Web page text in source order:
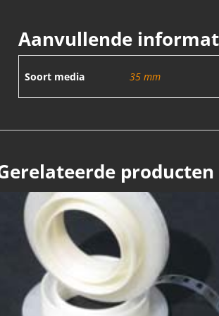
Aanvullende
Soort media 35 mm
producten